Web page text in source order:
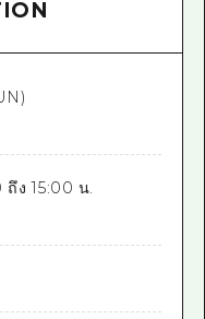
ถึง 15:00 น.